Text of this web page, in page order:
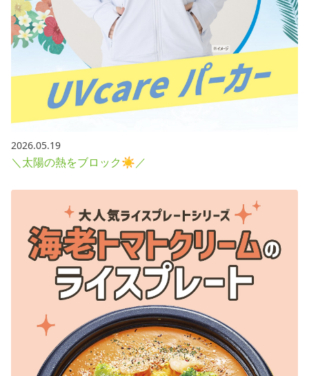
2026.05.19
＼太陽の熱をブロック☀／